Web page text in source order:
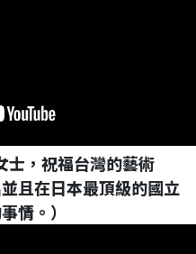
士，祝福台灣的藝術
且在日本最頂級的國立
情。）